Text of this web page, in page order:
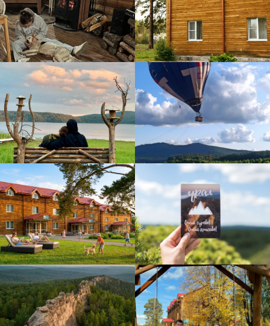
Подберем для Вас
лучшие номера
Расскажите, какую поездку вы планируете,
и мы подготовим для вас персональное предложение
по номерам, залам и дополнительным услугам.